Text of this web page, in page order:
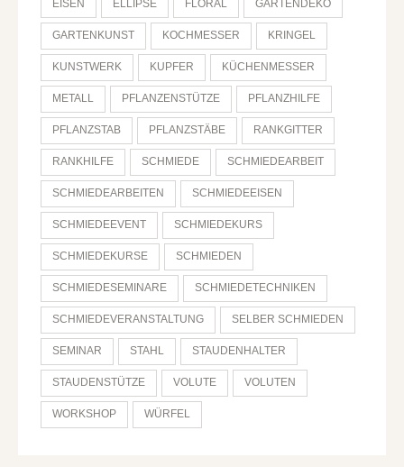
EISEN ELLIPSE FLORAL GARTENDEKO
GARTENKUNST KOCHMESSER KRINGEL
KUNSTWERK KUPFER KÜCHENMESSER
METALL PFLANZENSTÜTZE PFLANZHILFE
PFLANZSTAB PFLANZSTÄBE RANKGITTER
RANKHILFE SCHMIEDE SCHMIEDEARBEIT
SCHMIEDEARBEITEN SCHMIEDEEISEN
SCHMIEDEEVENT SCHMIEDEKURS
SCHMIEDEKURSE SCHMIEDEN
SCHMIEDESEMINARE SCHMIEDETECHNIKEN
SCHMIEDEVERANSTALTUNG SELBER SCHMIEDEN
SEMINAR STAHL STAUDENHALTER
STAUDENSTÜTZE VOLUTE VOLUTEN
WORKSHOP WÜRFEL